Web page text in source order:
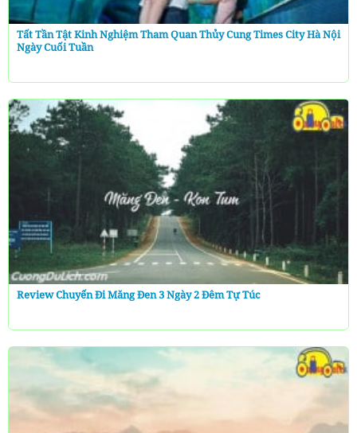
Tất Tần Tật Kinh Nghiệm Tham Quan Thủy Cung Times City Hà Nội
Ngày Cuối Tuần
Review Chuyến Đi Măng Đen 3 Ngày 2 Đêm Tự Túc